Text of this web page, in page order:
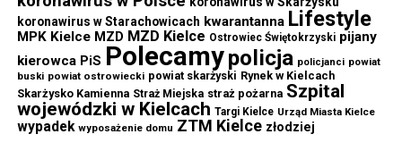
koronawirus w Starachowicach kwarantanna Lifestyle
MPK Kielce MZD MZD Kielce Ostrowiec Świętokrzyski pijany
kierowca PiS Polecamypolicja policjanci powiat
buski powiat ostrowiecki powiat skarżyski Rynek w Kielcach
Skarżysko Kamienna Straż Miejska straż pożarna Szpital
wojewódzki w Kielcach Targi Kielce Urząd Miasta Kielce
wypadek wyposażenie domu ZTM Kielce złodziej